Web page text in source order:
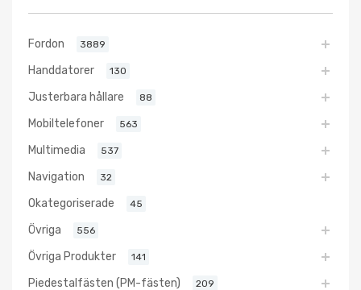
Fordon 3889
Handdatorer 130
Justerbara hållare 88
Mobiltelefoner 563
Multimedia 537
Navigation 32
Okategoriserade 45
Övriga 556
Övriga Produkter 141
Piedestalfästen (PM-fästen) 209